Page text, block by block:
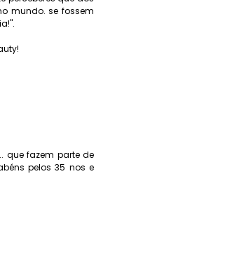
mundo. se fossem
que fazem parte de
pelos 35 nos e